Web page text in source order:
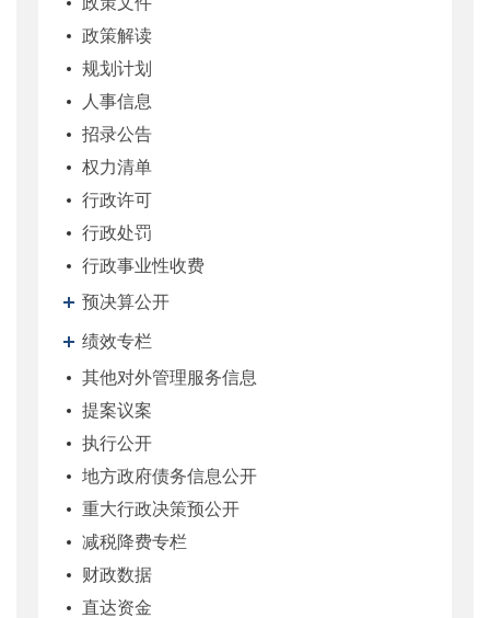
政策解读
规划计划
人事信息
招录公告
权力清单
行政许可
行政处罚
行政事业性收费
预决算公开
绩效专栏
其他对外管理服务信息
提案议案
执行公开
地方政府债务信息公开
重大行政决策预公开
减税降费专栏
财政数据
直达资金